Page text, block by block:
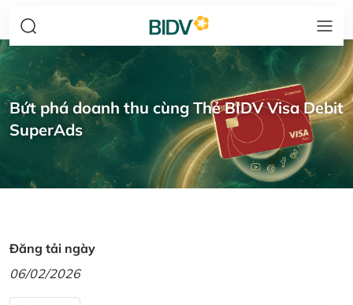
Bứt phá doanh thu cùng Thẻ BIDV Visa Debit
SuperAds
Đăng tải ngày
06/02/2026